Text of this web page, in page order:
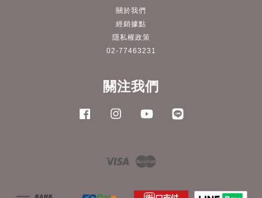
關於我們
經銷據點
隱私權政策
02-77463231
關注我們
Facebook Instagram YouTube
Visa